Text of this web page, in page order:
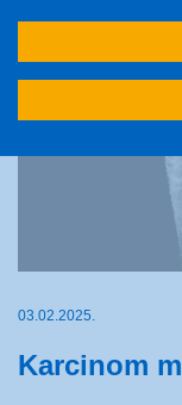
03.02.2025.
Karcinom